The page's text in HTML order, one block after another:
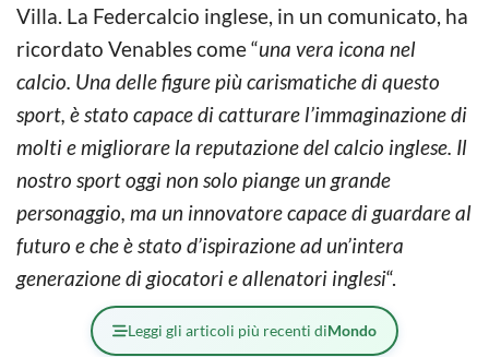
Villa. La Federcalcio inglese, in un comunicato, ha
ricordato Venables come “una vera icona nel
calcio. Una delle figure più carismatiche di questo
sport, è stato capace di catturare l’immaginazione di
molti e migliorare la reputazione del calcio inglese. Il
nostro sport oggi non solo piange un grande
personaggio, ma un innovatore capace di guardare al
futuro e che è stato d’ispirazione ad un’intera
generazione di giocatori e allenatori inglesi“.
Leggi gli articoli più recenti diMondo